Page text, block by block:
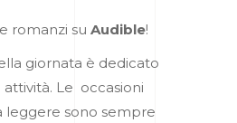
romanzi su Audible!
giornata è dedicato
attività. Le occasioni
leggere sono sempre